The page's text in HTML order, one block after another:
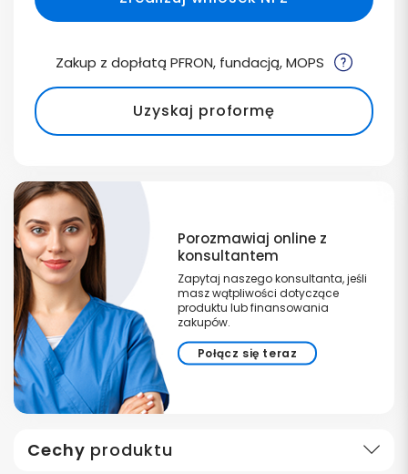
Zakup z dopłatą PFRON, fundacją, MOPS
Uzyskaj proformę
Porozmawiaj online z
konsultantem
Zapytaj naszego konsultanta, jeśli
masz wątpliwości dotyczące
produktu lub finansowania
zakupów.
Połącz się teraz
Cechy produktu